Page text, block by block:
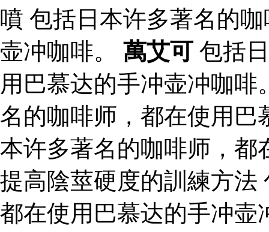
噴 包括日本许多著名的
壶冲咖啡。 萬艾可包括
用巴慕达的手冲壶冲咖啡
名的咖啡师，都在使用巴
本许多著名的咖啡师，都
提高陰莖硬度的訓練方法
都在使用巴慕达的手冲壶